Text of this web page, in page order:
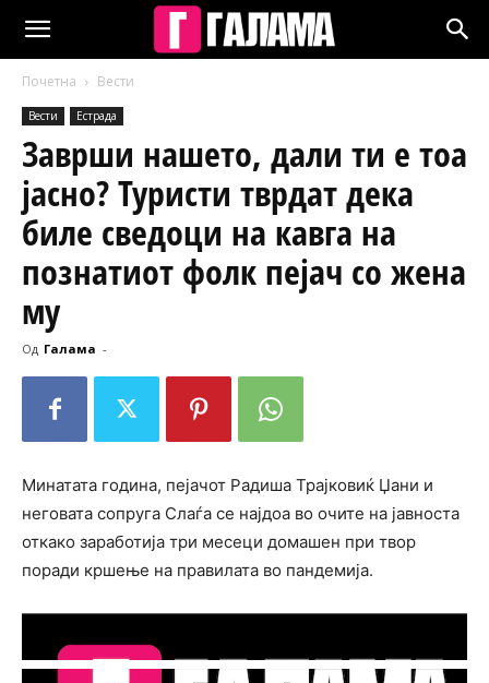
Почетна Вести
Вести Естрада
Заврши нашето, дали ти е тоа
јасно? Туристи тврдат дека
биле сведоци на кавга на
познатиот фолк пејач со жена
му
Од Галама -
Минатата година, пејачот Радиша Трајковиќ Џани и
неговата сопруга Слаѓа се најдоа во очите на јавноста
откако заработија три месеци домашен при твор
поради кршење на правилата во пандемија.